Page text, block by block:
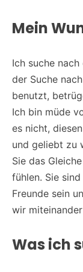
Mein
Ich suche
der Suche
benutzt,
Ich bin müde
es nicht,
und geliebt zu
Sie das
fühlen. Sie
Freunde sein
wir
Was ich